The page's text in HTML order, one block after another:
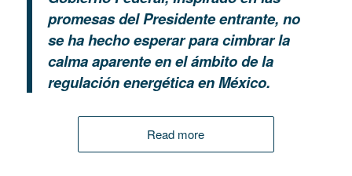
promesas del Presidente entrante, no
se ha hecho esperar para cimbrar la
calma aparente en el ámbito de la
regulación energética en México.
Read more